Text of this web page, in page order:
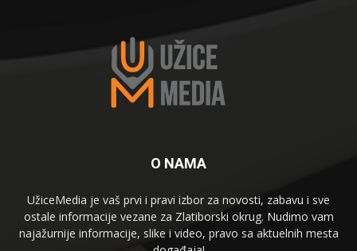
O NAMA
UžiceMedia je vaš prvi i pravi izbor za novosti, zabavu i sve
ostale informacije vezane za Zlatiborski okrug. Nudimo vam
najažurnije informacije, slike i video, pravo sa aktuelnih mesta